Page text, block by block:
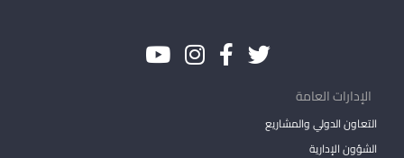
الإدارات العامة
التعاون الدولي والمشاريع
الشؤون الإدارية